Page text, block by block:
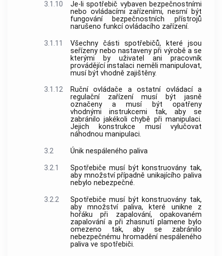
3.1.10
Je-li spotřebič vybaven bezpečnostními
nebo ovládacími zařízeními, nesmí být
fungování bezpečnostních přístrojů
narušeno funkcí ovládacího zařízení.
3.1.11
Všechny části spotřebičů, které jsou
seřízeny nebo nastaveny při výrobě a se
kterými by uživatel ani pracovník
provádějící instalaci neměli manipulovat,
musí být vhodně zajištěny.
3.1.12
Ruční ovládače a ostatní ovládací a
regulační zařízení musí být jasně
označeny a musí být opatřeny
vhodnými instrukcemi tak, aby se
zabránilo jakékoli chybě při manipulaci.
Jejich konstrukce musí vylučovat
náhodnou manipulaci.
3.2
Únik nespáleného paliva
3.2.1
Spotřebiče musí být konstruovány tak,
aby množství případně unikajícího paliva
nebylo nebezpečné.
3.2.2
Spotřebiče musí být konstruovány tak,
aby množství paliva, které unikne z
hořáku při zapalování, opakovaném
zapalování a při zhasnutí plamene bylo
omezeno tak, aby se zabránilo
nebezpečnému hromadění nespáleného
paliva ve spotřebiči.